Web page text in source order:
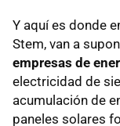
Y aquí es donde
Stem, van a
empresas de
electricidad de
acumulación de
paneles solares